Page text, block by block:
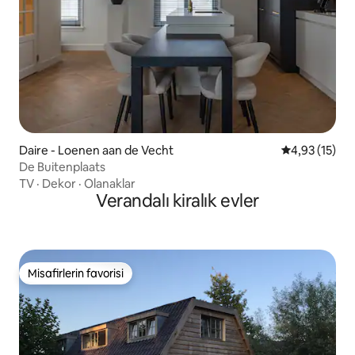
Daire - Loenen aan de Vecht 5 üzerinden
4,93 (15)
De Buitenplaats
TV · Dekor · Olanaklar
Verandalı kiralık evler
Misafirlerin favorisi
Misafirlerin favorisi